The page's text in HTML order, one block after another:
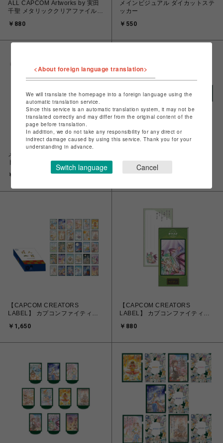
ALL CAPCOM Artworks by 実田
千聖 メタリッククリアファイル
￥880
メインビジュアル ダイカットステ
ッカー
￥550
メインビジュアル アクリルスタン
ド
￥1,650
LABEL】 カプコンファイティン
グ百人一首
￥3,960
【CAPCOM CREATORS
LABEL】 カプコンファイティン
ール
￥1,650
【CAPCOM CREATORS
LABEL】 カプコンファイティン
￥880
<About foreign language translation>
We will translate the homepage into a foreign language using the
automatic translation service.
Since this service is an automatic translation system, it may not be
translated correctly and may differ from the original content of the
page before translation.
In addition, we do not take any responsibility for any direct or
indirect damage caused by using this service. Thank you for your
understanding in advance.
Switch language Cancel